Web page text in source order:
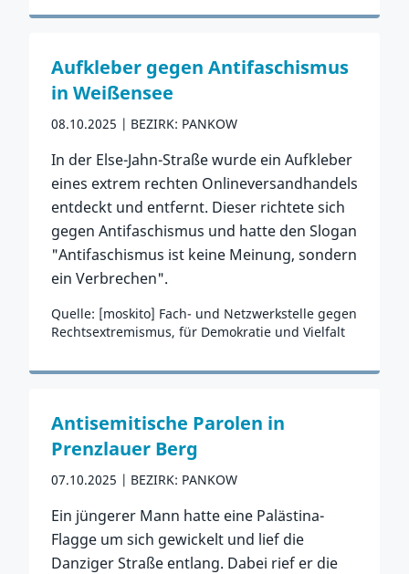
Zum Vorfall
Aufkleber gegen Antifaschismus
in Weißensee
08.10.2025 BEZIRK: PANKOW
In der Else-Jahn-Straße wurde ein Aufkleber
eines extrem rechten Onlineversandhandels
entdeckt und entfernt. Dieser richtete sich
gegen Antifaschismus und hatte den Slogan
"Antifaschismus ist keine Meinung, sondern
ein Verbrechen".
Quelle: [moskito] Fach- und Netzwerkstelle gegen
Rechtsextremismus, für Demokratie und Vielfalt
Zum Vorfall
Antisemitische Parolen in
Prenzlauer Berg
07.10.2025 BEZIRK: PANKOW
Ein jüngerer Mann hatte eine Palästina-
Flagge um sich gewickelt und lief die
Danziger Straße entlang. Dabei rief er die